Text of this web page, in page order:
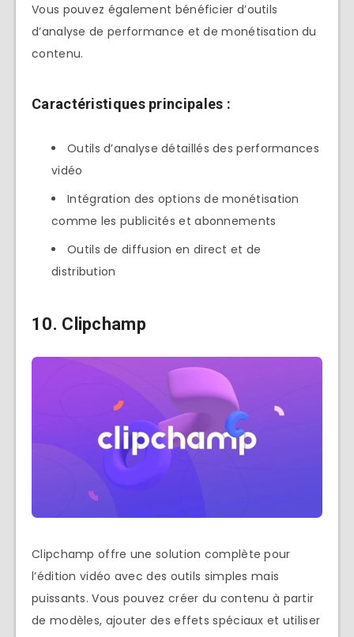
Vous pouvez également bénéficier d’outils
d’analyse de performance et de monétisation du
contenu.
Caractéristiques principales :
Outils d’analyse détaillés des performances
vidéo
Intégration des options de monétisation
comme les publicités et abonnements
Outils de diffusion en direct et de
distribution
10. Clipchamp
Clipchamp offre une solution complète pour
l’édition vidéo avec des outils simples mais
puissants. Vous pouvez créer du contenu à partir
de modèles, ajouter des effets spéciaux et utiliser